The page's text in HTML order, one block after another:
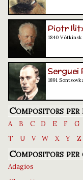
Piotr
1840
Serguei
1891
Compositors per
A B C D E F G
T
U V W X Y Z
Compositors per
Adagios